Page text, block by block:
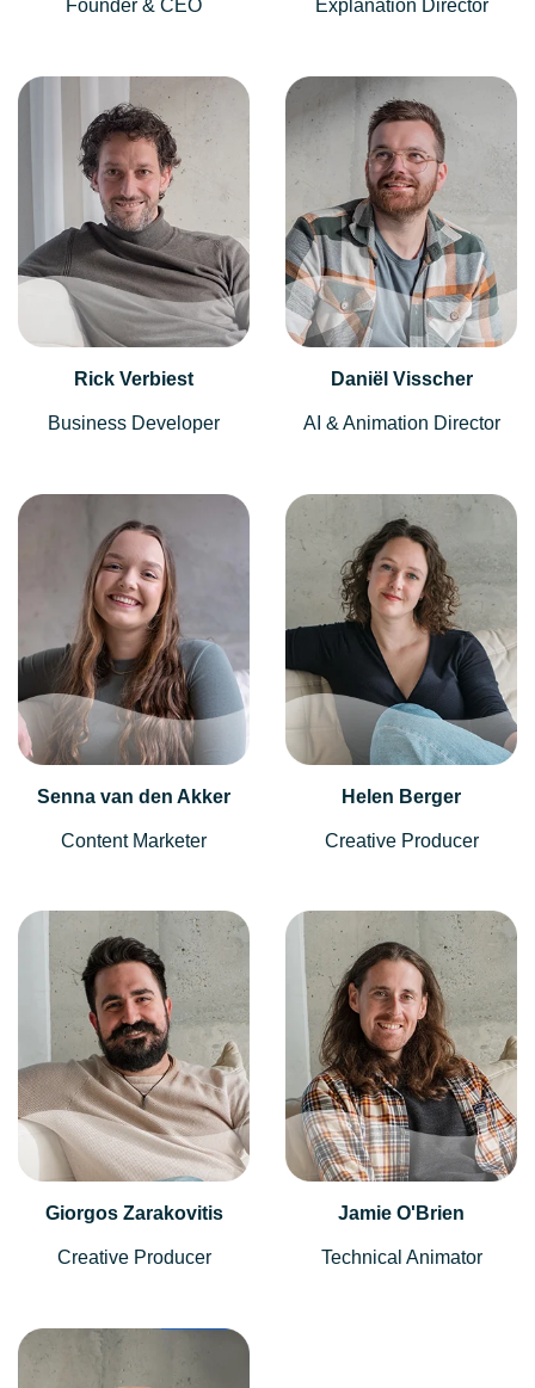
Founder & CEO Explanation Director
Rick Verbiest
Business Developer
Daniël Visscher
AI & Animation Director
Senna van den Akker
Content Marketer
Helen Berger
Creative Producer
Giorgos Zarakovitis
Creative Producer
Jamie O'Brien
Technical Animator